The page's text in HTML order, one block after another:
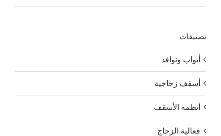
تصنيفات
أبواب ونوافذ
أسقف زجاجية
أنظمة الأسقف
فعالية الزجاج